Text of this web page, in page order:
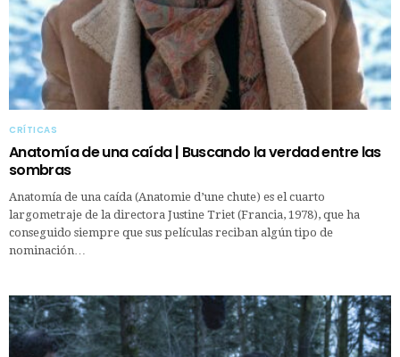
CRÍTICAS
Anatomía de una caída | Buscando la verdad entre las
sombras
Anatomía de una caída (Anatomie d’une chute) es el cuarto
largometraje de la directora Justine Triet (Francia, 1978), que ha
conseguido siempre que sus películas reciban algún tipo de
nominación…